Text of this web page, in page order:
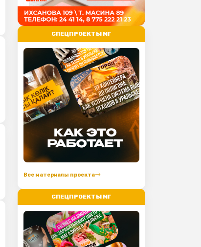
СПЕЦПРОЕКТЫ МГ
Все материалы проекта
СПЕЦПРОЕКТЫ МГ